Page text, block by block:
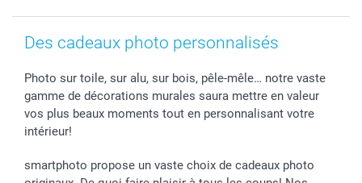
smartbonus
Des cadeaux photo personnalisés
Photo sur toile, sur alu, sur bois, pêle-mêle… notre vaste
gamme de décorations murales saura mettre en valeur
vos plus beaux moments tout en personnalisant votre
intérieur!
smartphoto propose un vaste choix de cadeaux photo